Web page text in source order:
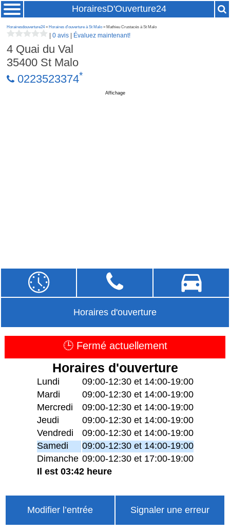
HorairesD'Ouverture24
Horairesdouverture24» Horaires d'ouverture à St Malo » Mathieu Crustacés à St Malo
|0 avis Évaluez maintenant!
4 Quai du Val
35400 St Malo
0223523374*
Affichage
Horaires d'ouverture
🕒 Fermé actuellement
Horaires d'ouverture
Lundi
09:00-12:30 et 14:00-19:00
Mardi
09:00-12:30 et 14:00-19:00
Mercredi
09:00-12:30 et 14:00-19:00
Jeudi
09:00-12:30 et 14:00-19:00
Vendredi
09:00-12:30 et 14:00-19:00
Samedi
09:00-12:30 et 14:00-19:00
Dimanche 09:00-12:30 et 17:00-19:00
Il est 03:42 heure
Modifier l’entrée Signaler une erreur